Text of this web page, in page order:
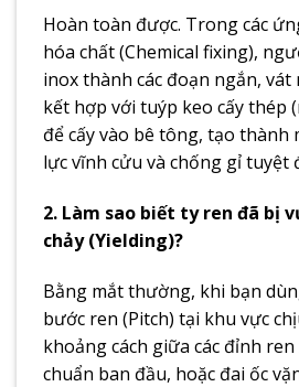
Hoàn toàn được. Trong các
hóa chất (Chemical fixing),
inox thành các đoạn ngắn, vát
kết hợp với tuýp keo cấy thép
để cấy vào bê tông, tạo thành
lực vĩnh cửu và chống gỉ tuyệt
2. Làm sao biết ty ren đã bị
chảy (Yielding)?
Bằng mắt thường, khi bạn
bước ren (Pitch) tại khu vực
khoảng cách giữa các đỉnh
chuẩn ban đầu, hoặc đai ốc